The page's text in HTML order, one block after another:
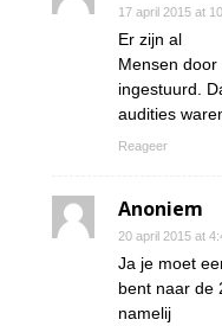
17 april 2015 at
Er zijn al
Mensen
ingestuurd.
audities
Reageer
Anoniem
20 april 2015 at
Ja je moet
bent naar de
namelij